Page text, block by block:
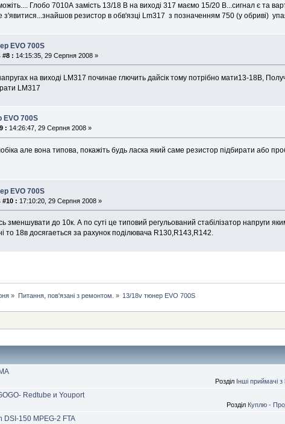
Глобо 7010А замість 13/18 В на виході 317 маємо 15/20 В...сигнал є та
резистор в обв'язці Lm317 з позначенням 750 (у обриві)
EVO 700S
#8 : 14:15:35, 29 Серпня 2008 »
на виході LM317 починае глючить дайсік тому потрібно мати13-18В,
LM317
EVO 700S
: 14:26:47, 29 Серпня 2008 »
але вона типова, покажіть будь ласка який саме резистор підбирати або
EVO 700S
#10 : 17:10:20, 29 Серпня 2008 »
зменшувати до 10к. А по суті це типовий регульований стабілізатор напруги
то 18в досягаеться за рахунок поділювача R130,R143,R142.
» Питання, пов'язані з ремонтом. » 13/18v тюнер EVO 700S
Розділ Інші приймачі
Redtube и Youport
Розділ Куплю -
150 MPEG-2 FTA